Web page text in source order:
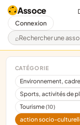
Assoce
Rechercher une
Connexion
CATÉGORIE
Environnement,
Sports, activités de
Tourisme(10)
action socio-